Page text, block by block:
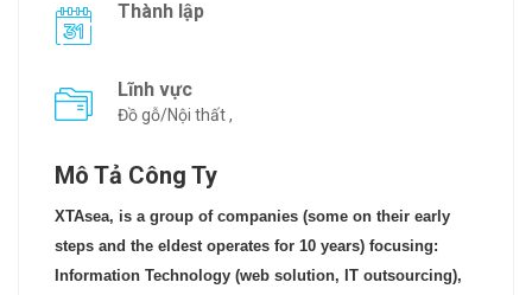
Thành lập
Lĩnh vực
Đồ gỗ/Nội thất ,
Mô Tả Công Ty
XTAsea, is a group of companies (some on their early
steps and the eldest operates for 10 years) focusing:
Information Technology (web solution, IT outsourcing),